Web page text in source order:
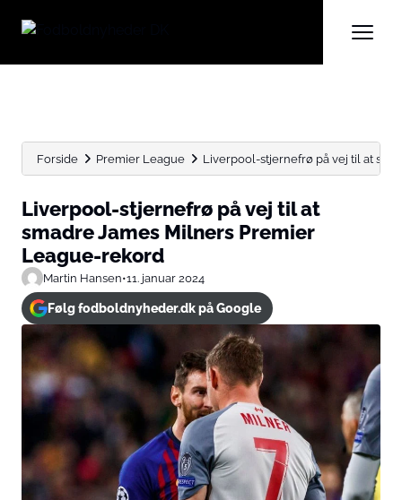
Forside Premier League Liverpool-stjernefrø på vej til at
Liverpool-stjernefrø på vej til at
smadre James Milners Premier
League-rekord
Martin Hansen•11. januar 2024
Følg fodboldnyheder.dk på Google